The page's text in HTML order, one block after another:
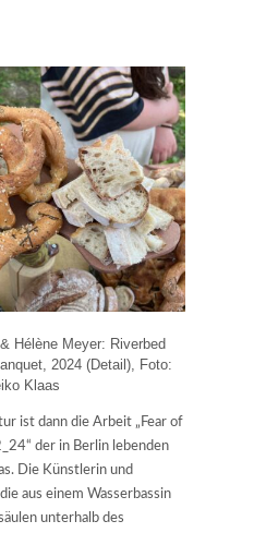
Hélène Meyer: Riverbed
2024 (Detail), Foto:
Klaas
ist dann die Arbeit „Fear of
der in Berlin lebenden
Die Künstlerin und
aus einem Wasserbassin
unterhalb des